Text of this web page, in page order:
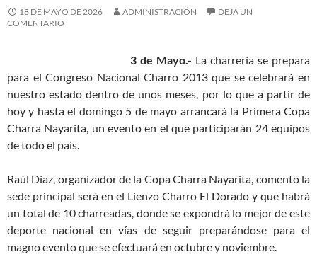
18 DE MAYO DE 2026 ADMINISTRACIÓN
DEJA UN
COMENTARIO
3 de Mayo.- La charrería se prepara
para el Congreso Nacional Charro 2013 que se celebrará en
nuestro estado dentro de unos meses, por lo que a partir de
hoy y hasta el domingo 5 de mayo arrancará la Primera Copa
Charra Nayarita, un evento en el que participarán 24 equipos
de todo el país.
Raúl Díaz, organizador de la Copa Charra Nayarita, comentó la
sede principal será en el Lienzo Charro El Dorado y que habrá
un total de 10 charreadas, donde se expondrá lo mejor de este
deporte nacional en vías de seguir preparándose para el
magno evento que se efectuará en octubre y noviembre.